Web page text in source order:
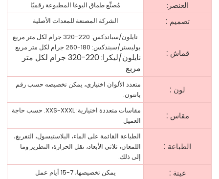
العنصر: مُصنِّع طماق اليوغا المطبوعة رقميًا
تصميم : الشركة المصنعة للمعدات الأصلية
قماش :
نايلون/سباندكس: 220-320 جرام لكل متر مربع
بوليستر/سبندكس: 180-260 جرام لكل متر مربع
نايلون/ليكرا: 220-320 جرام لكل متر
مربع
لون :
متعدد الألوان اختياري، يمكن تخصيصه حسب رقم
بانتون.
مقاس :
مقاسات متعددة اختيارية: XXS-XXXL. حسب حاجة
العميل
الطباعة :
الطباعة القائمة على الماء، البلاستيسول، التفريغ،
اللمعان، ثلاثي الأبعاد، نقل الحرارة، التطريز وما
إلى ذلك.
عينة : يمكن تخصيصها، 7-15 أيام عمل